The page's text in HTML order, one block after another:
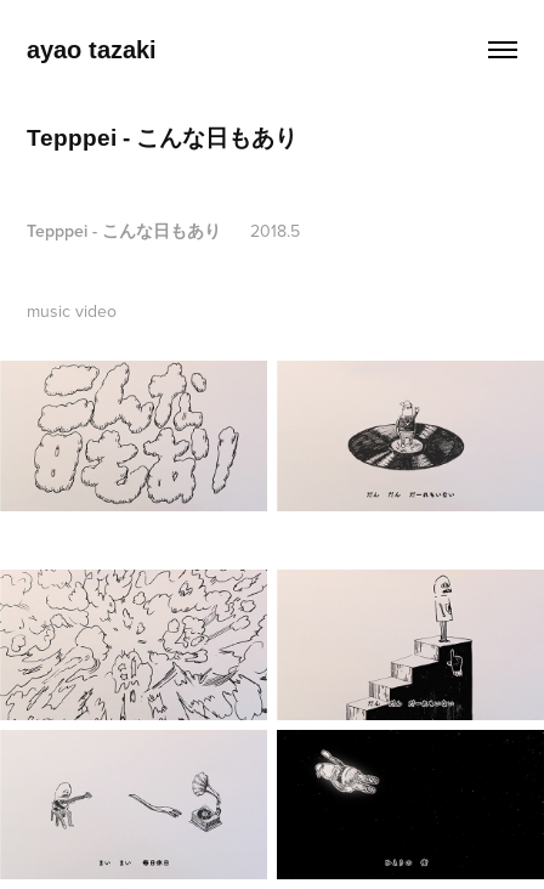
ayao tazaki
Tepppei - こんな日もあり
Tepppei - こんな日もあり2018.5
music video